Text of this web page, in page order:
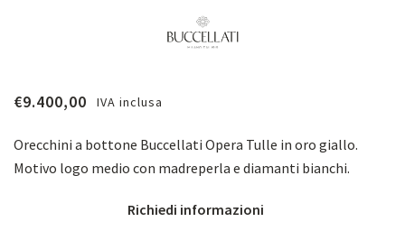
€9.400,00 IVA inclusa
Orecchini a bottone Buccellati Opera Tulle in oro giallo.
Motivo logo medio con madreperla e diamanti bianchi.
Richiedi informazioni